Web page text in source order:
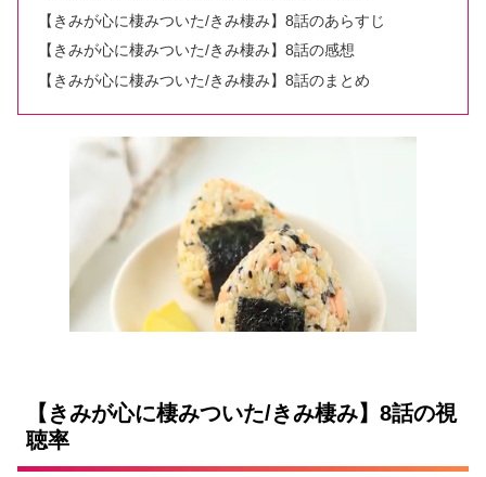
【きみが心に棲みついた/きみ棲み】8話のあらすじ
【きみが心に棲みついた/きみ棲み】8話の感想
【きみが心に棲みついた/きみ棲み】8話のまとめ
【きみが心に棲みついた/きみ棲み】8話の視
聴率